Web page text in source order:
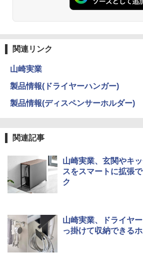
関連リンク
山崎実業
製品情報(ドライヤーハンガー)
製品情報(ディスペンサーホルダー)
関連記事
山崎実業、玄関やキ
スをスマートに拡張
ク
山崎実業、ドライヤ
っ掛けて収納できる